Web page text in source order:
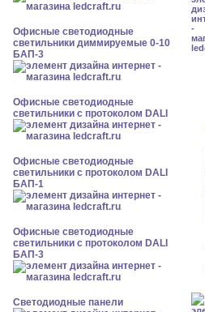
Офисные светодиодные
светильники диммируемые 0-10
БАП-3
Офисные светодиодные
светильники с протоколом DALI
Офисные светодиодные
светильники с протоколом DALI
БАП-1
Офисные светодиодные
светильники с протоколом DALI
БАП-3
Cветодиодные панели